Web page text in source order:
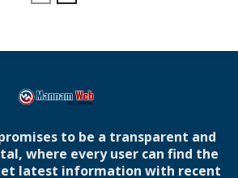
to be a transparent and
where every user can find the
latest information with recent